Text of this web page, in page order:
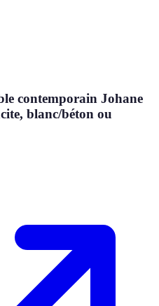
contemporain Johane
blanc/béton ou